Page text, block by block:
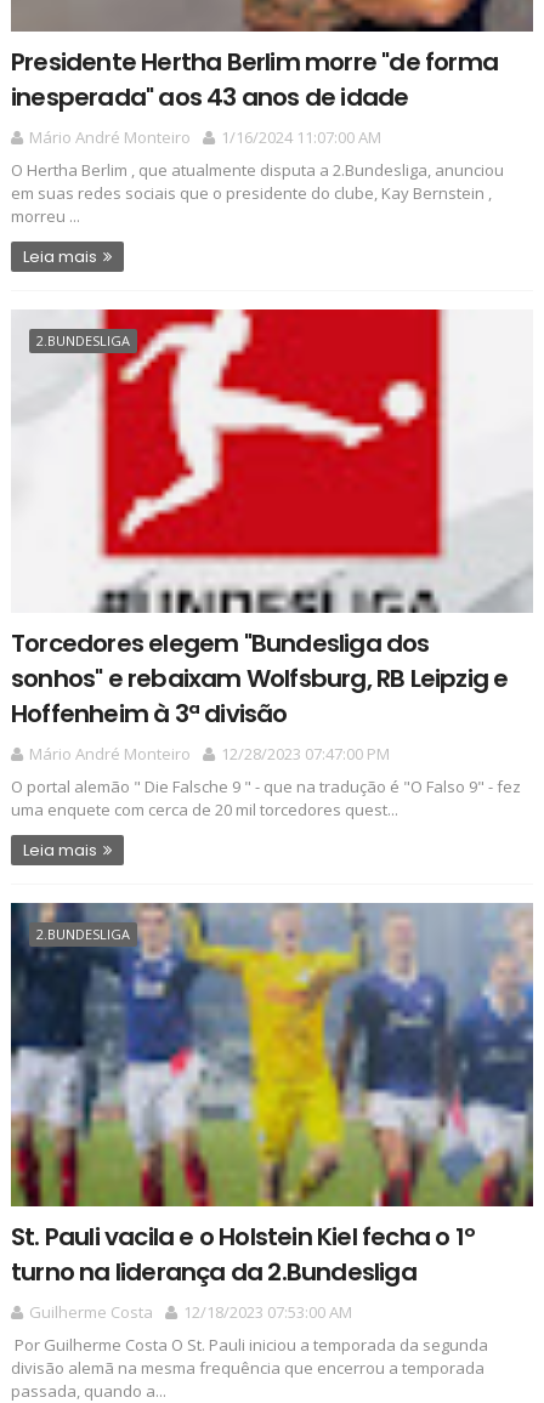
Presidente Hertha Berlim morre "de forma
inesperada" aos 43 anos de idade
Mário André Monteiro
1/16/2024 11:07:00 AM
O Hertha Berlim , que atualmente disputa a 2.Bundesliga, anunciou
em suas redes sociais que o presidente do clube, Kay Bernstein ,
morreu ...
Leia mais
2.BUNDESLIGA
Torcedores elegem "Bundesliga dos
sonhos" e rebaixam Wolfsburg, RB Leipzig e
Hoffenheim à 3ª divisão
Mário André Monteiro
12/28/2023 07:47:00 PM
O portal alemão " Die Falsche 9 " - que na tradução é "O Falso 9" - fez
uma enquete com cerca de 20 mil torcedores quest...
Leia mais
2.BUNDESLIGA
St. Pauli vacila e o Holstein Kiel fecha o 1º
turno na liderança da 2.Bundesliga
Guilherme Costa
12/18/2023 07:53:00 AM
Por Guilherme Costa O St. Pauli iniciou a temporada da segunda
divisão alemã na mesma frequência que encerrou a temporada
passada, quando a...